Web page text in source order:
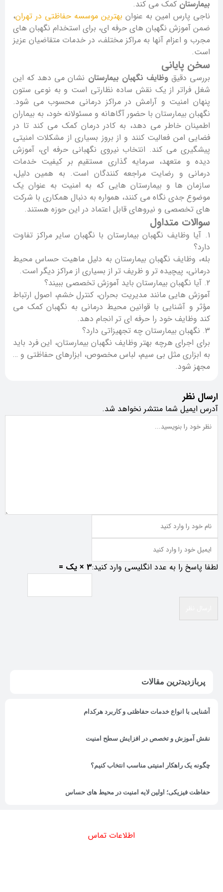
بیمارستان کمک می کند.
ناجی پارس امین به عنوان بهترین موسسه حفاظتی در تهران،
ضمن آموزش نگهبان های حرفه ای، برای استخدام نگهبان های
مجرب و اعزام آنها به مراکز مختلف، در خدمات متقاضیان عزیز
است.
سخن پایانی
بررسی دقیقوظایف نگهبان بیمارستان نشان می دهد که این
شغل فراتر از یک نقش ساده نظارتی است و به نوعی ستون
پنهان امنیت و آرامش در مراکز درمانی محسوب می شود.
نگهبان بیمارستان با حضور آگاهانه و مسئولانه خود، به بیماران
اطمینان خاطر می دهد، به کادر درمان کمک می کند تا در
فضایی امن فعالیت کنند و از بروز بسیاری از مشکلات امنیتی
پیشگیری می کند. انتخاب نیروی نگهبانی حرفه ای، آموزش
دیده و متعهد، سرمایه گذاری مستقیم بر کیفیت خدمات
درمانی و رضایت مراجعه کنندگان است. به همین دلیل،
سازمان ها و بیمارستان هایی که به امنیت به عنوان یک
موضوع جدی نگاه می کنند، همواره به دنبال همکاری با شرکت
های تخصصی و نیروهای قابل اعتماد در این حوزه هستند.
سوالات متداول
آیا وظایف نگهبان بیمارستان با نگهبان سایر مراکز تفاوت
دارد؟
بله، وظایف نگهبان بیمارستان به دلیل ماهیت حساس محیط
درمانی، پیچیده تر و ظریف تر از بسیاری از مراکز دیگر است.
آیا نگهبان بیمارستان باید آموزش تخصصی ببیند؟
آموزش هایی مانند مدیریت بحران، کنترل خشم، اصول ارتباط
مؤثر و آشنایی با قوانین محیط درمانی به نگهبان کمک می
کند وظایف خود را حرفه ای تر انجام دهد.
نگهبان بیمارستان چه تجهیزاتی دارد؟
برای اجرای هرچه بهتر وظایف نگهبان بیمارستان، این فرد باید
به ابزاری مثل بی سیم، لباس مخصوص، ابزارهای حفاظتی و …
مجهز شود.
ارسال نظر
آدرس ایمیل شما منتشر نخواهد شد.
لطفا پاسخ را به عدد انگلیسی وارد کنید:3 × یک =
پربازدیدترین مقالات
آشنایی با انواع خدمات حفاظتی و کاربرد هرکدام
نقش آموزش و تخصص در افزایش سطح امنیت
چگونه یک راهکار امنیتی مناسب انتخاب کنیم؟
حفاظت فیزیکی؛ اولین لایه امنیت در محیط های حساس
اطلاعات تماس